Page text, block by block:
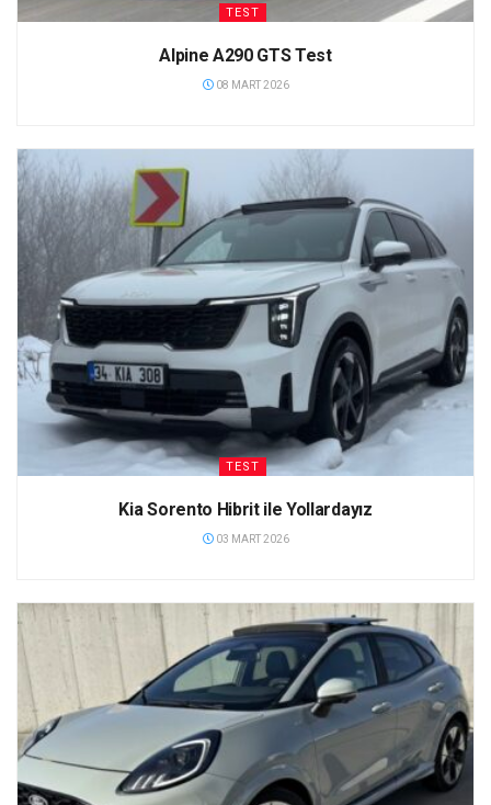
TEST
Alpine A290 GTS Test
08 MART 2026
TEST
Kia Sorento Hibrit ile Yollardayız
03 MART 2026